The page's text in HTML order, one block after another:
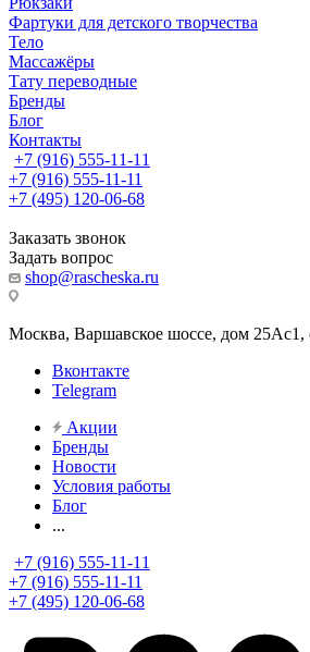
Фартуки для детского творчества
Тело
Массажёры
Тату переводные
Бренды
Блог
Контакты
+7 (916) 555-11-11
+7 (916) 555-11-11
+7 (495) 120-06-68
Заказать звонок
Задать вопрос
shop@rascheska.ru
Москва, Варшавское шоссе, дом 25Аc1,
Вконтакте
Telegram
Акции
Бренды
Новости
Условия работы
Блог
...
+7 (916) 555-11-11
+7 (916) 555-11-11
+7 (495) 120-06-68